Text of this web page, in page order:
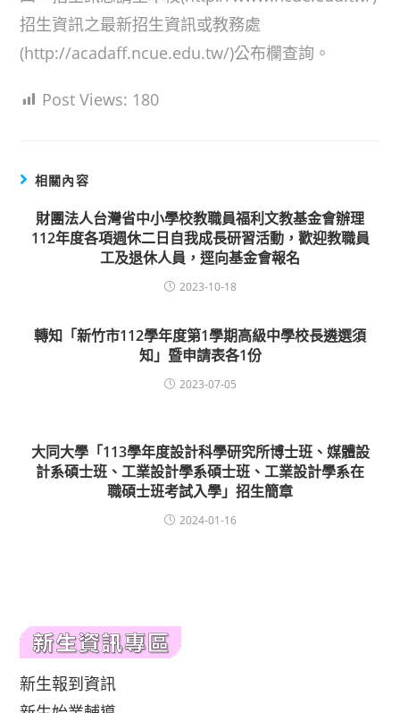
招生資訊之最新招生資訊或教務處
(http://acadaff.ncue.edu.tw/)公布欄查詢。
Post Views: 180
相關內容
財團法人台灣省中小學校教職員福利文教基金會辦理
112年度各項週休二日自我成長研習活動，歡迎教職員
工及退休人員，逕向基金會報名
2023-10-18
轉知「新竹市112學年度第1學期高級中學校長遴選須
知」暨申請表各1份
2023-07-05
大同大學「113學年度設計科學研究所博士班、媒體設
計系碩士班、工業設計學系碩士班、工業設計學系在
職碩士班考試入學」招生簡章
2024-01-16
新生報到資訊